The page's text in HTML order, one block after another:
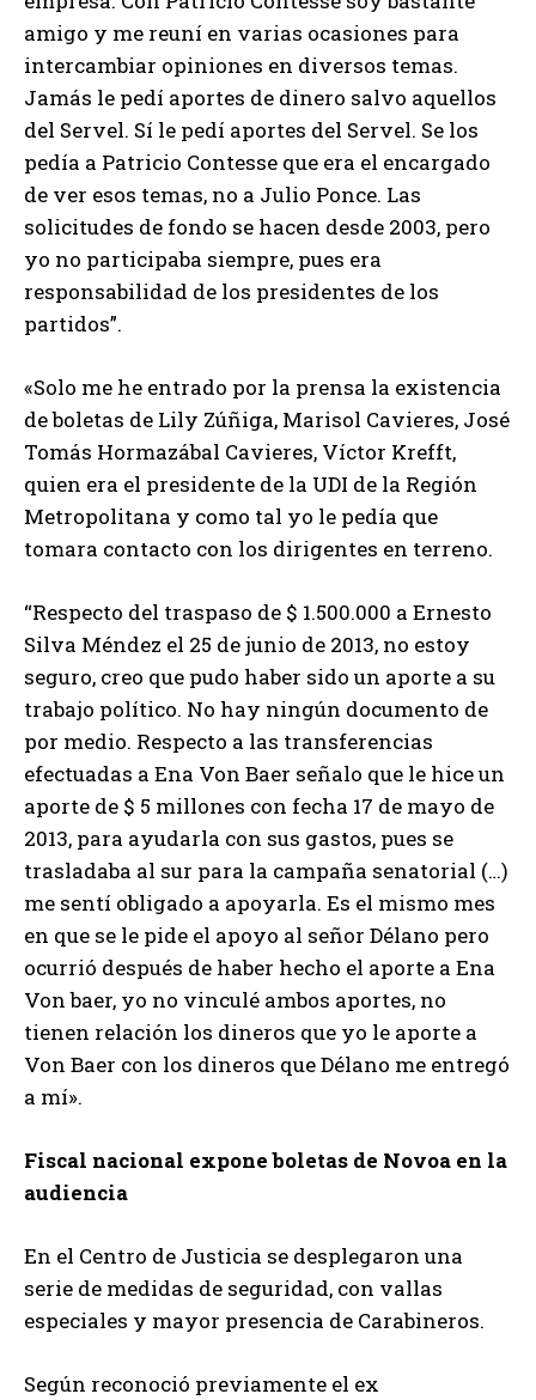
amigo y me reuní en varias ocasiones para
intercambiar opiniones en diversos temas.
Jamás le pedí aportes de dinero salvo aquellos
del Servel. Sí le pedí aportes del Servel. Se los
pedía a Patricio Contesse que era el encargado
de ver esos temas, no a Julio Ponce. Las
solicitudes de fondo se hacen desde 2003, pero
yo no participaba siempre, pues era
responsabilidad de los presidentes de los
partidos”.
«Solo me he entrado por la prensa la existencia
de boletas de Lily Zúñiga, Marisol Cavieres, José
Tomás Hormazábal Cavieres, Víctor Krefft,
quien era el presidente de la UDI de la Región
Metropolitana y como tal yo le pedía que
tomara contacto con los dirigentes en terreno.
“Respecto del traspaso de $ 1.500.000 a Ernesto
Silva Méndez el 25 de junio de 2013, no estoy
seguro, creo que pudo haber sido un aporte a su
trabajo político. No hay ningún documento de
por medio. Respecto a las transferencias
efectuadas a Ena Von Baer señalo que le hice un
aporte de $ 5 millones con fecha 17 de mayo de
2013, para ayudarla con sus gastos, pues se
trasladaba al sur para la campaña senatorial (…)
me sentí obligado a apoyarla. Es el mismo mes
en que se le pide el apoyo al señor Délano pero
ocurrió después de haber hecho el aporte a Ena
Von baer, yo no vinculé ambos aportes, no
tienen relación los dineros que yo le aporte a
Von Baer con los dineros que Délano me entregó
a mí».
Fiscal nacional expone boletas de Novoa en la
audiencia
En el Centro de Justicia se desplegaron una
serie de medidas de seguridad, con vallas
especiales y mayor presencia de Carabineros.
Según reconoció previamente el ex